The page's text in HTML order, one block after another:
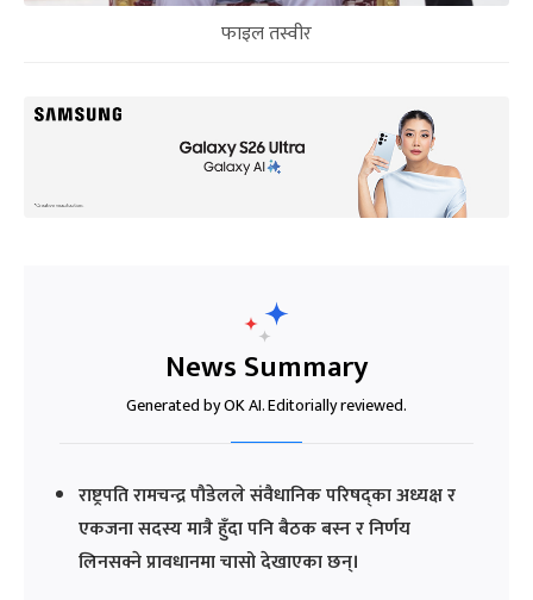
फाइल तस्वीर
News Summary
Generated by OK AI. Editorially reviewed.
राष्ट्रपति रामचन्द्र पौडेलले संवैधानिक परिषद्का अध्यक्ष र
एकजना सदस्य मात्रै हुँदा पनि बैठक बस्न र निर्णय
लिनसक्ने प्रावधानमा चासो देखाएका छन्।